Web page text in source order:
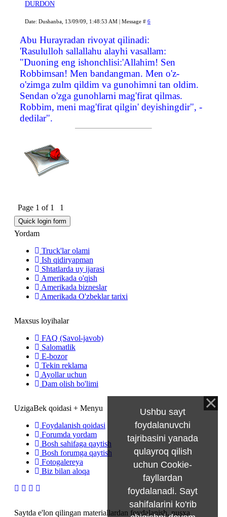
DURDON
Date: Dushanba, 13/09/09, 1:48:53 AM | Message # 6
Abu Hurayradan rivoyat qilinadi:
'Rasululloh sallallahu alayhi vasallam:
"Duoning eng ishonchlisi:'Allahim! Sen
Robbimsan! Men bandangman. Men o'z-
o'zimga zulm qildim va gunohimni tan oldim.
Sendan o'zga gunohlarni mag'firat qilmas.
Robbim, meni mag'firat qilgin' deyishingdir", -
dedilar".
Page 1 of 1 1
Yordam
Truck'lar olami
Ish qidiryapman
Shtatlarda uy ijarasi
Amerikada o'qish
Amerikada bizneslar
Amerikada O'zbeklar tarixi
Maxsus loyihalar
FAQ (Savol-javob)
Salomatlik
E-bozor
Tekin reklama
Ayollar uchun
Dam olish bo'limi
UzigaBek qoidasi + Menyu
Foydalanish qoidasi
Forumda yordam
Bosh sahifaga qaytish
Bosh forumga qaytish
Fotogalereya
Biz bilan aloqa
Saytda e'lon qilingan materiallardan foydalanish, nusxa
Ushbu sayt
foydalanuvchi
tajribasini yanada
qulayroq qilish
uchun Cookie-
fayllardan
foydalanadi. Sayt
sahifalarini ko'rib